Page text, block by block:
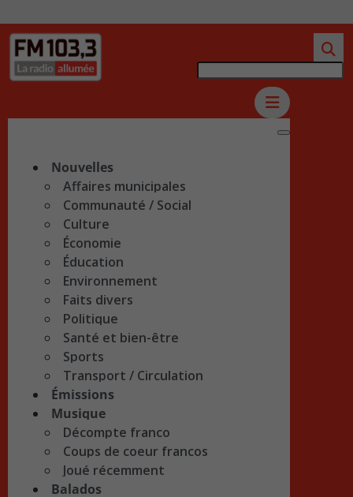
Nouvelles
Affaires municipales
Communauté / Social
Culture
Économie
Éducation
Environnement
Faits divers
Politique
Santé et bien-être
Sports
Transport / Circulation
Émissions
Musique
Décompte franco
Coups de coeur francos
Joué récemment
Balados